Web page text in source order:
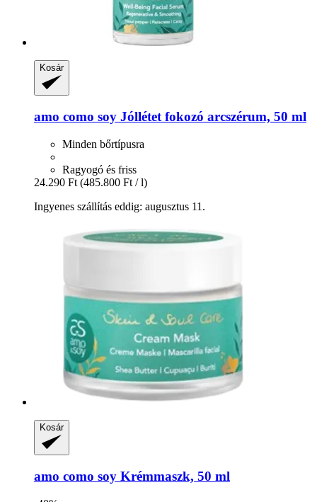
Kosár
amo como soy Jóllétet fokozó arcszérum, 50 ml
Minden bőrtípusra
Ragyogó és friss
24.290 Ft (485.800 Ft / l)
Ingyenes szállítás eddig: augusztus 11.
Kosár
amo como soy Krémmaszk, 50 ml